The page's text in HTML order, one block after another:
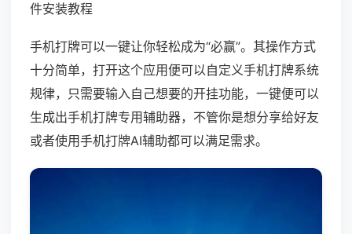
件安装教程
手机打牌可以一键让你轻松成为“必赢”。其操作方式
十分简单，打开这个应用便可以自定义手机打牌系统
规律，只需要输入自己想要的开挂功能，一键便可以
生成出手机打牌专用辅助器，不管你是想分享给好友
或者使用手机打牌AI辅助都可以满足需求。